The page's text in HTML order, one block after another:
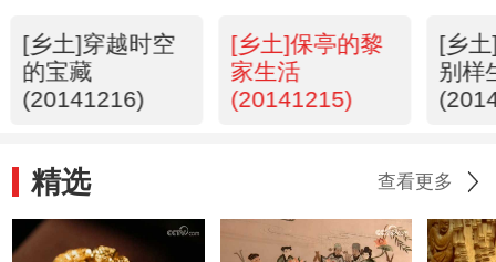
[乡土]穿越时空
的宝藏
(20141216)
[乡土]保亭的黎
家生活
(20141215)
[乡
别样
精选 查看更多